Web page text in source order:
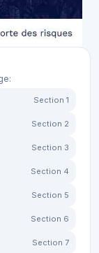
Section 1
Section 2
Section 3
Section 4
Section 5
Section 6
Section 7